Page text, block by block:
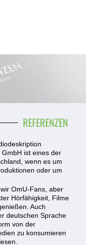
REFERENZEN
ist eines der
wenn es um
oder um
OmU-Fans, aber
Hörfähigkeit, Filme
Auch
deutschen Sprache
von der
zu konsumieren